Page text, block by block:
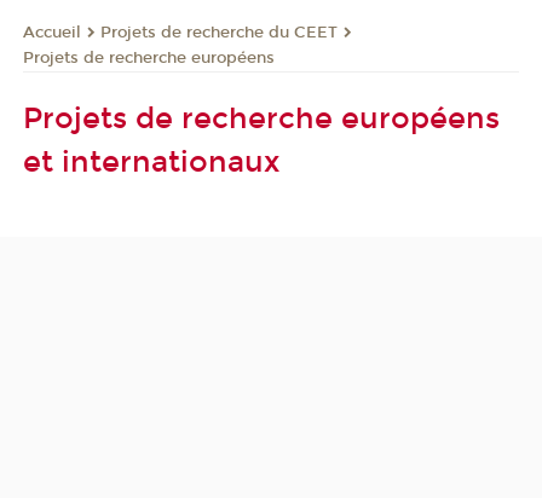
Accueil
Projets de recherche du CEET
Projets de recherche européens
Projets de recherche européens
et internationaux